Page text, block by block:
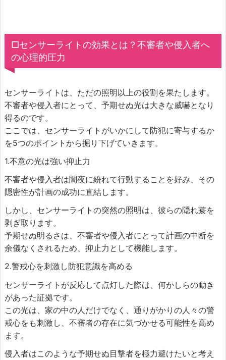
□センサーライトの効果とは？不審者や侵入者へ
の心理的圧力
センサーライトは、ただの照明以上の役割を果たします。
不審者や侵入者にとって、予期せぬ光は大きな威嚇となり
得るのです。
ここでは、センサーライトがいかにして防犯に寄与するか
を5つのポイントから掘り下げていきます。
1.不意の光は強い抑止力
不審者や侵入者は闇夜に紛れて行動することを好み、その
隠密性が計画の成功に直結します。
しかし、センサーライトの突然の照明は、彼らの隠れ蓑を
剥ぎ取ります。
予期せぬ明るさは、不審者や侵入者にとって計画の中断を
余儀なくされるため、抑止力として機能します。
2.警戒心を刺激し防犯意識を高める
センサーライトが反応して点灯した際は、何かしらの動き
があった証拠です。
この光は、家の中の人だけでなく、通りがかりの人々の警
戒心をも刺激し、不審者の存在に気づかせる可能性を高め
ます。
侵入者はこのような予期せぬ目撃者を極力避けたいと考え